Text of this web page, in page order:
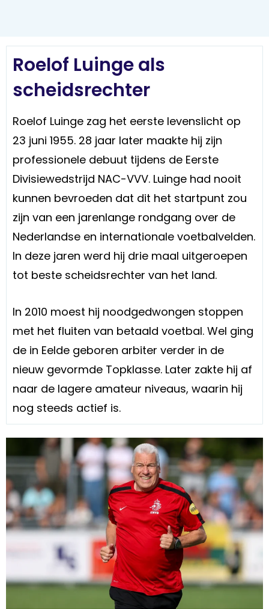
Roelof Luinge als
scheidsrechter
Roelof Luinge zag het eerste levenslicht op
23 juni 1955. 28 jaar later maakte hij zijn
professionele debuut tijdens de Eerste
Divisiewedstrijd NAC-VVV. Luinge had nooit
kunnen bevroeden dat dit het startpunt zou
zijn van een jarenlange rondgang over de
Nederlandse en internationale voetbalvelden.
In deze jaren werd hij drie maal uitgeroepen
tot beste scheidsrechter van het land.
In 2010 moest hij noodgedwongen stoppen
met het fluiten van betaald voetbal. Wel ging
de in Eelde geboren arbiter verder in de
nieuw gevormde Topklasse. Later zakte hij af
naar de lagere amateur niveaus, waarin hij
nog steeds actief is.